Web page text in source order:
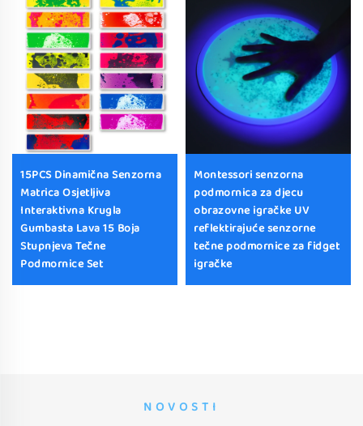
15PCS Dinamična Senzorna
Matrica Osjetljiva
Interaktivna Krugla
Gumbasta Lava 15 Boja
Stupnjeva Tečne
Podmornice Set
Montessori senzorna
podmornica za djecu
obrazovne igračke UV
reflektirajuće senzorne
tečne podmornice za fidget
igračke
NOVOSTI